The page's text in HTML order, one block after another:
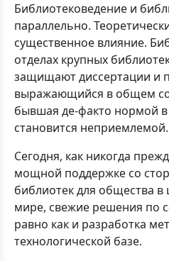
Библиотековедение и
параллельно.
существенное влияние.
отделах крупных
защищают диссертации и
выражающийся в общем
бывшая де-факто нормой
становится неприемлемой.
Сегодня, как никогда
мощной поддержке со
библиотек для общества
мире, свежие решения по
равно как и разработка
технологической базе.